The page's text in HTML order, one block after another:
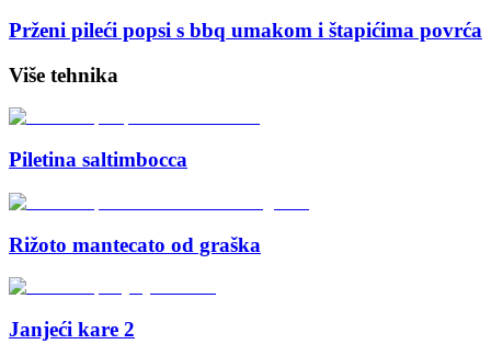
Prženi pileći popsi s bbq umakom i štapićima povrća
Više tehnika
Piletina saltimbocca
Rižoto mantecato od graška
Janjeći kare 2